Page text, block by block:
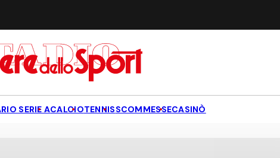
SERIE ACALCIOTENNISSCOMMESSECASINÒ